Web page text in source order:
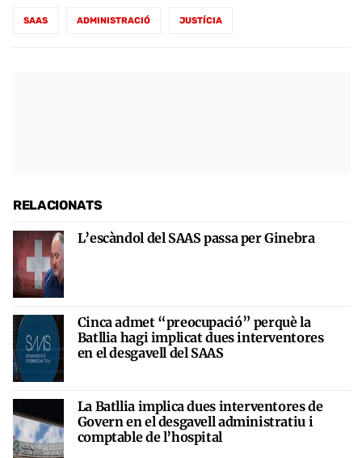
SAAS ADMINISTRACIÓ JUSTÍCIA
RELACIONATS
L’escàndol del SAAS passa per Ginebra
Cinca admet “preocupació” perquè la
Batllia hagi implicat dues interventores
en el desgavell del SAAS
La Batllia implica dues interventores de
Govern en el desgavell administratiu i
comptable de l’hospital